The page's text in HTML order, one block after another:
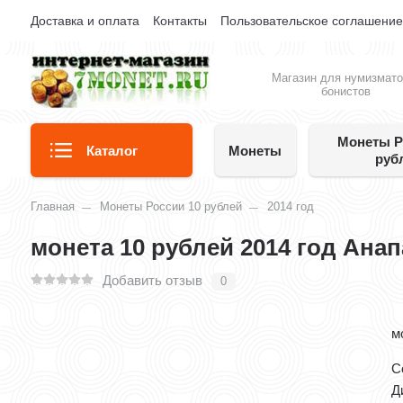
Доставка и оплата Контакты Пользовательское соглашение
Магазин для
бонистов
Каталог Монеты
Монеты
Главная Монеты России 10 рублей 2014 год
монета 10 рублей 2014 год
Добавить отзыв 0